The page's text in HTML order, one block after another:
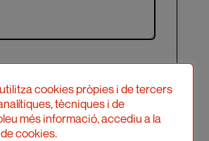
cookies pròpies i de tercers
tècniques i de
més informació, accediu a la
cookies.